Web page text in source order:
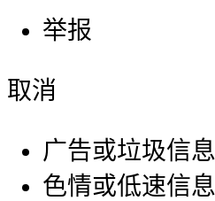
举报
取消
广告或垃圾信息
色情或低速信息